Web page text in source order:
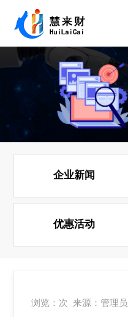
企业新闻
优惠活动
浏览：次 来源：管理员